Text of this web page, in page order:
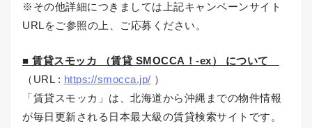
※その他詳細につきましては上記キャンペーンサイト
URLをご参照の上、ご応募ください。
■ 賃貸スモッカ （賃貸 SMOCCA！-ex） について
（URL : https://smocca.jp/ ）
「賃貸スモッカ」は、北海道から沖縄までの物件情報
が毎日更新される日本最大級の賃貸検索サイトです。